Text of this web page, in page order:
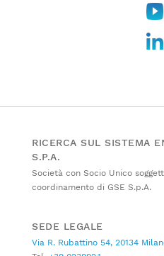
RICERCA SUL SISTEMA
S.P.A.
Società con Socio Unico
coordinamento di GSE S.p.A.
SEDE LEGALE
Via R. Rubattino 54, 20134